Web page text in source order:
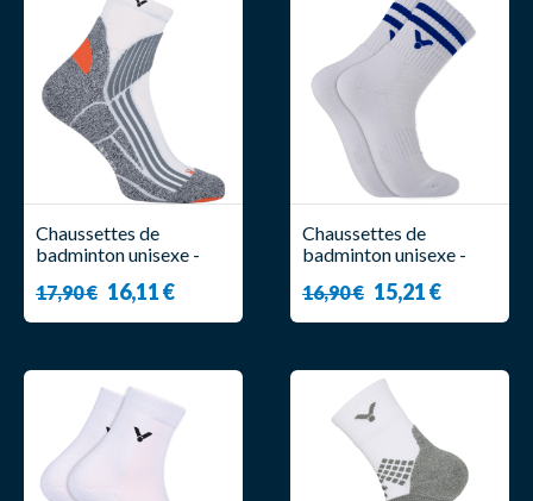
Chaussettes de
badminton unisexe -
Explosion ( x2 )
17,90 € 16,11 €
Chaussettes de
badminton unisexe -
16,90 € 15,21 €